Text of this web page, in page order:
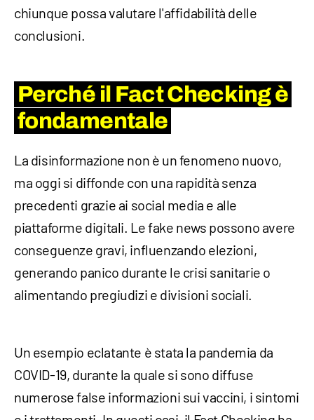
chiunque possa valutare l'affidabilità delle
conclusioni.
Perché il Fact Checking è
fondamentale
La disinformazione non è un fenomeno nuovo,
ma oggi si diffonde con una rapidità senza
precedenti grazie ai social media e alle
piattaforme digitali. Le fake news possono avere
conseguenze gravi, influenzando elezioni,
generando panico durante le crisi sanitarie o
alimentando pregiudizi e divisioni sociali.
Un esempio eclatante è stata la pandemia da
COVID-19, durante la quale si sono diffuse
numerose false informazioni sui vaccini, i sintomi